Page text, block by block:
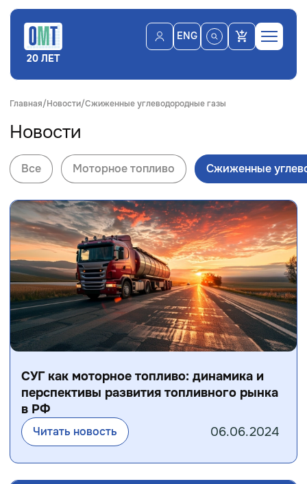
20 ЛЕТ
ENG
Главная Новости Сжиженные углеводородные газы
Новости
Все Моторное топливо Сжиженные
СУГ как моторное топливо: динамика и
перспективы развития топливного рынка
в РФ
Читать новость 06.06.2024